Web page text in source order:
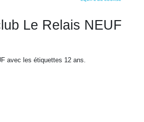
Le Relais NEUF
avec les étiquettes 12 ans.